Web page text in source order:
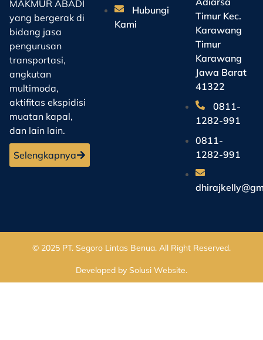
MAKMUR ABADI
yang bergerak di
bidang jasa
pengurusan
transportasi,
angkutan
multimoda,
aktifitas ekspidisi
muatan kapal,
dan lain lain.
Selengkapnya
Hubungi
Kami
Timur Kec.
Karawang
Timur
Karawang
Jawa Barat
41322
0811-
1282-991
0811-
1282-991
© 2025 PT. Segoro Lintas Benua. All Right Reserved.
Developed by Solusi Website.